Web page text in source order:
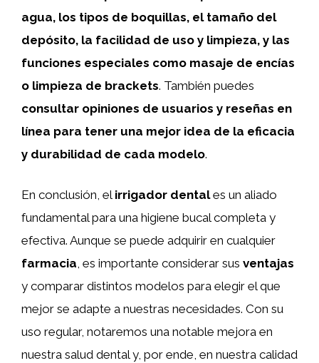
agua, los tipos de boquillas, el tamaño del
depósito, la facilidad de uso y limpieza, y las
funciones especiales como masaje de encías
o limpieza de brackets. También puedes
consultar opiniones de usuarios y reseñas en
línea para tener una mejor idea de la eficacia
y durabilidad de cada modelo.
En conclusión, el irrigador dentales un aliado
fundamental para una higiene bucal completa y
efectiva. Aunque se puede adquirir en cualquier
farmacia, es importante considerar sus ventajas
y comparar distintos modelos para elegir el que
mejor se adapte a nuestras necesidades. Con su
uso regular, notaremos una notable mejora en
nuestra salud dental y, por ende, en nuestra calidad